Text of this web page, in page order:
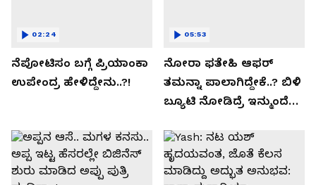
ನೆಪೋಟಿಸಂ ಬಗ್ಗೆ ಪ್ರಿಯಾಂಕಾ
ಉಪೇಂದ್ರ ಹೇಳಿದ್ದೇನು..?!
02:24
ನೋರಾ ಫತೇಹಿ ಆಫರ್​
ತಮನ್ನಾ ಪಾಲಾಗಿದ್ದೇಕೆ..? ಬಿಳಿ
ಬ್ಯೂಟಿ ನೋಡಿದ್ರೆ ಇನ್ಮುಂದೆ
05:53